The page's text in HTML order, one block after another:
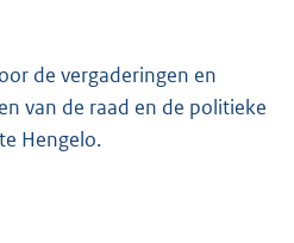
de vergaderingen en
van de raad en de politieke
Hengelo.